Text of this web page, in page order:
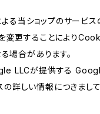
る当ショップのサービス
変更することにより
場合があります。
LLCが提供する
詳しい情報につきまして